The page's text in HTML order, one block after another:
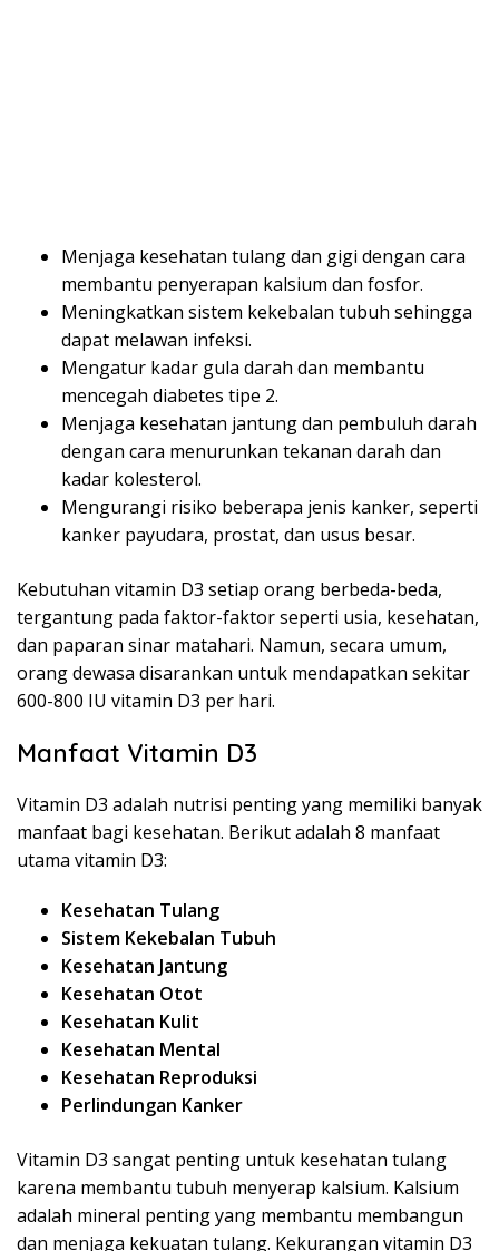
Menjaga kesehatan tulang dan gigi dengan cara
membantu penyerapan kalsium dan fosfor.
Meningkatkan sistem kekebalan tubuh sehingga
dapat melawan infeksi.
Mengatur kadar gula darah dan membantu
mencegah diabetes tipe 2.
Menjaga kesehatan jantung dan pembuluh darah
dengan cara menurunkan tekanan darah dan
kadar kolesterol.
Mengurangi risiko beberapa jenis kanker, seperti
kanker payudara, prostat, dan usus besar.
Kebutuhan vitamin D3 setiap orang berbeda-beda,
tergantung pada faktor-faktor seperti usia, kesehatan,
dan paparan sinar matahari. Namun, secara umum,
orang dewasa disarankan untuk mendapatkan sekitar
600-800 IU vitamin D3 per hari.
Manfaat Vitamin D3
Vitamin D3 adalah nutrisi penting yang memiliki banyak
manfaat bagi kesehatan. Berikut adalah 8 manfaat
utama vitamin D3:
Kesehatan Tulang
Sistem Kekebalan Tubuh
Kesehatan Jantung
Kesehatan Otot
Kesehatan Kulit
Kesehatan Mental
Kesehatan Reproduksi
Perlindungan Kanker
Vitamin D3 sangat penting untuk kesehatan tulang
karena membantu tubuh menyerap kalsium. Kalsium
adalah mineral penting yang membantu membangun
dan menjaga kekuatan tulang. Kekurangan vitamin D3